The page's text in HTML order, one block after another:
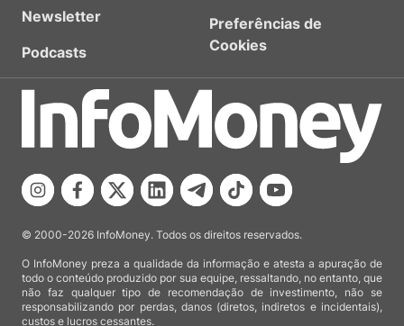
Newsletter
Podcasts
Preferências de
Cookies
© 2000-2026 InfoMoney. Todos os direitos reservados.
O InfoMoney preza a qualidade da informação e atesta a apuração de
todo o conteúdo produzido por sua equipe, ressaltando, no entanto, que
não faz qualquer tipo de recomendação de investimento, não se
responsabilizando por perdas, danos (diretos, indiretos e incidentais),
custos e lucros cessantes.